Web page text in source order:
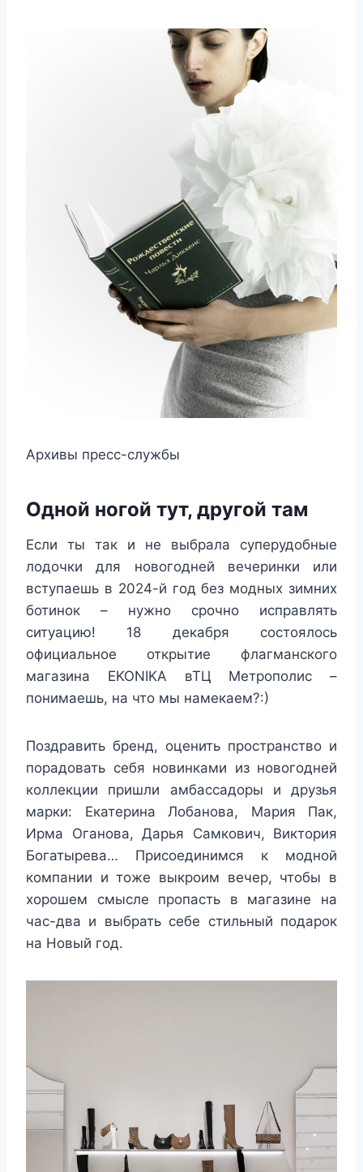
Архивы пресс-службы
Одной ногой тут, другой там
Если ты так и не выбрала суперудобные
лодочки для новогодней вечеринки или
вступаешь в 2024-й год без модных зимних
ботинок – нужно срочно исправлять
ситуацию! 18 декабря состоялось
официальное открытие флагманского
магазина EKONIKA вТЦ Метрополис –
понимаешь, на что мы намекаем?:)
Поздравить бренд, оценить пространство и
порадовать себя новинками из новогодней
коллекции пришли амбассадоры и друзья
марки: Екатерина Лобанова, Мария Пак,
Ирма Оганова, Дарья Самкович, Виктория
Богатырева… Присоединимся к модной
компании и тоже выкроим вечер, чтобы в
хорошем смысле пропасть в магазине на
час-два и выбрать себе стильный подарок
на Новый год.